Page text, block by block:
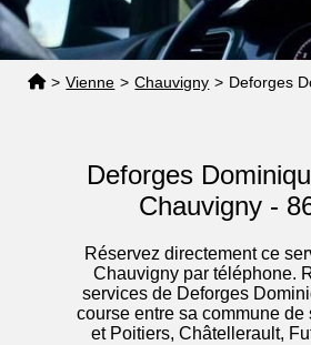
Espace pro
> Vienne > Chauvigny > Deforges
Deforges
Chauvigny -
Réservez directement ce
Chauvigny par téléphone.
services de Deforges
course entre sa commune de
et Poitiers, Châtellerault,